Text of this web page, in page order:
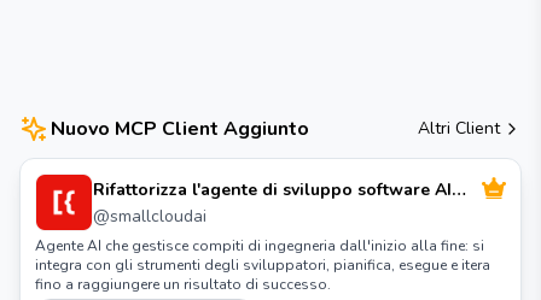
Nuovo MCP Client Aggiunto Altri Client
Rifattorizza l'agente di sviluppo software AI
open source
@smallcloudai
Agente AI che gestisce compiti di ingegneria dall'inizio alla fine: si
integra con gli strumenti degli sviluppatori, pianifica, esegue e itera
fino a raggiungere un risultato di successo.